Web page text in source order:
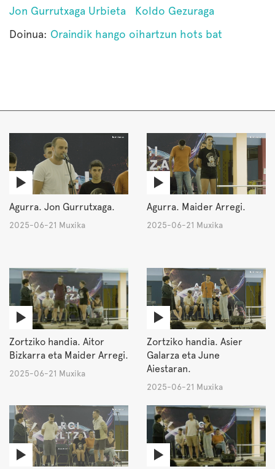
Jon Gurrutxaga Urbieta
Koldo Gezuraga
Doinua: Oraindik hango oihartzun hots bat
Agurra. Jon Gurrutxaga.
2025-06-21 Muxika
Agurra. Maider Arregi.
2025-06-21 Muxika
Zortziko handia. Aitor
Bizkarra eta Maider Arregi.
2025-06-21 Muxika
Zortziko handia. Asier
Galarza eta June
Aiestaran.
2025-06-21 Muxika